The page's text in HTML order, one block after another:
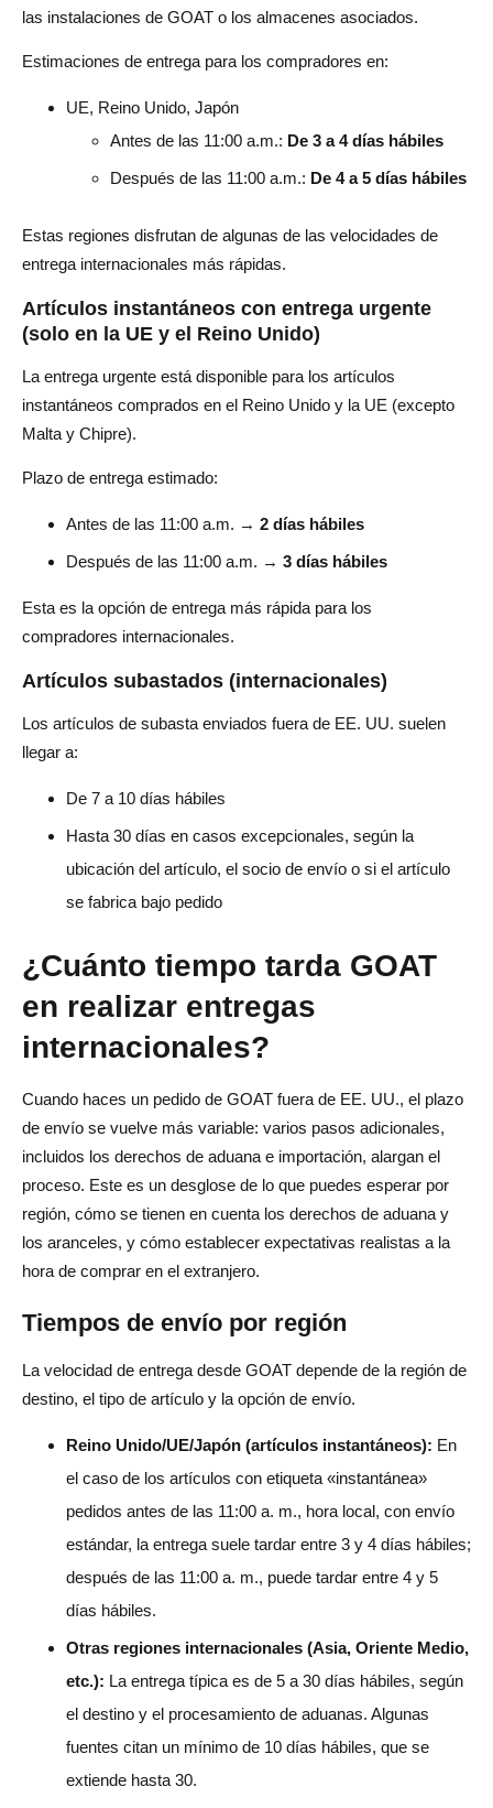
las instalaciones de GOAT o los almacenes asociados.
Estimaciones de entrega para los compradores en:
UE, Reino Unido, Japón
Antes de las 11:00 a.m.: De 3 a 4 días hábiles
Después de las 11:00 a.m.: De 4 a 5 días hábiles
Estas regiones disfrutan de algunas de las velocidades de
entrega internacionales más rápidas.
Artículos instantáneos con entrega urgente
(solo en la UE y el Reino Unido)
La entrega urgente está disponible para los artículos
instantáneos comprados en el Reino Unido y la UE (excepto
Malta y Chipre).
Plazo de entrega estimado:
Antes de las 11:00 a.m. → 2 días hábiles
Después de las 11:00 a.m. → 3 días hábiles
Esta es la opción de entrega más rápida para los
compradores internacionales.
Artículos subastados (internacionales)
Los artículos de subasta enviados fuera de EE. UU. suelen
llegar a:
De 7 a 10 días hábiles
Hasta 30 días en casos excepcionales, según la
ubicación del artículo, el socio de envío o si el artículo
se fabrica bajo pedido
¿Cuánto tiempo tarda GOAT
en realizar entregas
internacionales?
Cuando haces un pedido de GOAT fuera de EE. UU., el plazo
de envío se vuelve más variable: varios pasos adicionales,
incluidos los derechos de aduana e importación, alargan el
proceso. Este es un desglose de lo que puedes esperar por
región, cómo se tienen en cuenta los derechos de aduana y
los aranceles, y cómo establecer expectativas realistas a la
hora de comprar en el extranjero.
Tiempos de envío por región
La velocidad de entrega desde GOAT depende de la región de
destino, el tipo de artículo y la opción de envío.
Reino Unido/UE/Japón (artículos instantáneos): En
el caso de los artículos con etiqueta «instantánea»
pedidos antes de las 11:00 a. m., hora local, con envío
estándar, la entrega suele tardar entre 3 y 4 días hábiles;
después de las 11:00 a. m., puede tardar entre 4 y 5
días hábiles.
Otras regiones internacionales (Asia, Oriente Medio,
etc.): La entrega típica es de 5 a 30 días hábiles, según
el destino y el procesamiento de aduanas. Algunas
fuentes citan un mínimo de 10 días hábiles, que se
extiende hasta 30.